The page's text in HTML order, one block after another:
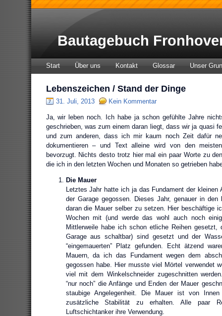
Bautagebuch
Start Über uns Kontakt Glossar Unser
Lebenszeichen / Stand der Dinge
31. Juli, 2013 Kein Kommentar
Ja, wir leben noch. Ich habe ja schon gefühlte Jahre
geschrieben, was zum einem daran liegt, dass wir ja quasi
und zum anderen, dass ich mir kaum noch Zeit dafür
dokumentieren – und Text alleine wird von den
bevorzugt. Nichts desto trotz hier mal ein paar Worte zu
die ich in den letzten Wochen und Monaten so getrieben
Die Mauer
Letztes Jahr hatte ich ja das Fundament der kleinen
der Garage gegossen. Dieses Jahr, genauer in
daran die Mauer selber zu setzen. Hier beschäftige
Wochen mit (und werde das wohl auch noch
Mittlerweile habe ich schon etliche Reihen gesetzt,
Garage aus schaltbar) sind gesetzt und der
“eingemauerten” Platz gefunden. Echt ätzend
Mauern, da ich das Fundament wegen dem
gegossen habe. Hier musste viel Mörtel verwendet
viel mit dem Winkelschneider zugeschnitten
“nur noch” die Anfänge und Enden der Mauer
staubige Angelegenheit. Die Mauer ist von
zusätzliche Stabilität zu erhalten. Alle paar
Luftschichtanker ihre Verwendung.